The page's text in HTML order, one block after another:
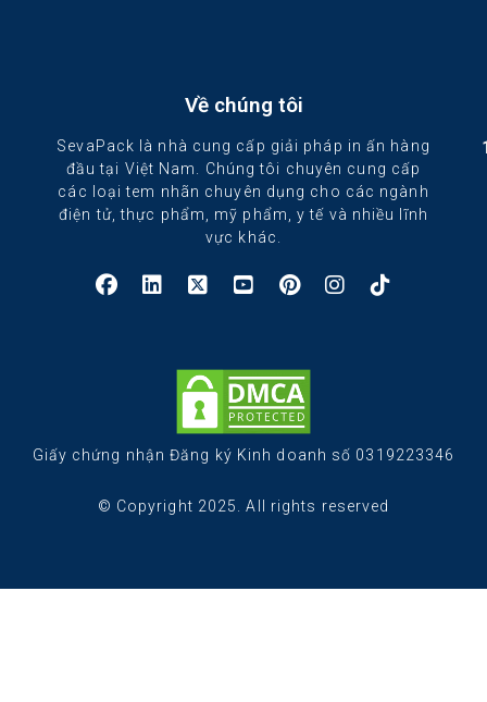
Về chúng tôi
SevaPack là nhà cung cấp giải pháp in ấn hàng
đầu tại Việt Nam. Chúng tôi chuyên cung cấp
các loại tem nhãn chuyên dụng cho các ngành
điện tử, thực phẩm, mỹ phẩm, y tế và nhiều lĩnh
vực khác.
Giấy chứng nhận Đăng ký Kinh doanh số 0319223346
© Copyright 2025. All rights reserved